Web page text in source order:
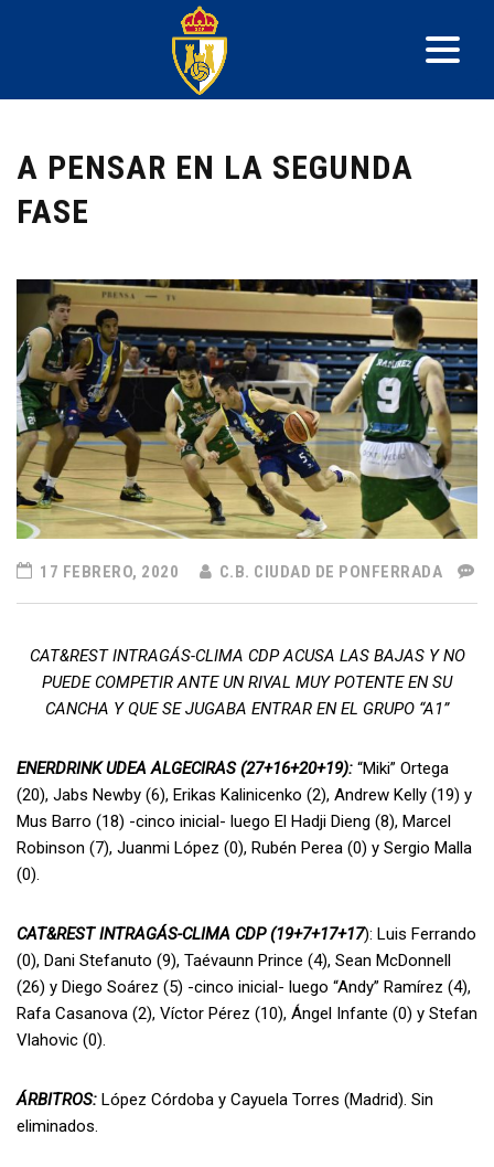
A PENSAR EN LA SEGUNDA
FASE
17 FEBRERO, 2020 C.B. CIUDAD DE PONFERRADA
CAT&REST INTRAGÁS-CLIMA CDP ACUSA LAS BAJAS Y NO
PUEDE COMPETIR ANTE UN RIVAL MUY POTENTE EN SU
CANCHA Y QUE SE JUGABA ENTRAR EN EL GRUPO “A1”
ENERDRINK UDEA ALGECIRAS (27+16+20+19): “Miki” Ortega
(20), Jabs Newby (6), Erikas Kalinicenko (2), Andrew Kelly (19) y
Mus Barro (18) -cinco inicial- luego El Hadji Dieng (8), Marcel
Robinson (7), Juanmi López (0), Rubén Perea (0) y Sergio Malla
(0).
CAT&REST INTRAGÁS-CLIMA CDP (19+7+17+17): Luis Ferrando
(0), Dani Stefanuto (9), Taévaunn Prince (4), Sean McDonnell
(26) y Diego Soárez (5) -cinco inicial- luego “Andy” Ramírez (4),
Rafa Casanova (2), Víctor Pérez (10), Ángel Infante (0) y Stefan
Vlahovic (0).
ÁRBITROS: López Córdoba y Cayuela Torres (Madrid). Sin
eliminados.